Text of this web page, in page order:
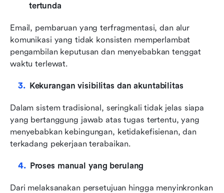
tertunda
Email, pembaruan yang terfragmentasi, dan alur
komunikasi yang tidak konsisten memperlambat
pengambilan keputusan dan menyebabkan tenggat
waktu terlewat.
Kekurangan visibilitas dan akuntabilitas
Dalam sistem tradisional, seringkali tidak jelas siapa
yang bertanggung jawab atas tugas tertentu, yang
menyebabkan kebingungan, ketidakefisienan, dan
terkadang pekerjaan terabaikan.
Proses manual yang berulang
Dari melaksanakan persetujuan hingga menyinkronkan